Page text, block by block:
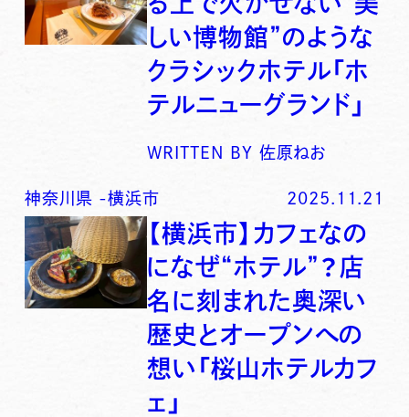
しい博物館”のような
クラシックホテル「ホ
テルニューグランド」
WRITTEN BY 佐原ねお
神奈川県 -横浜市 2025.11.21
【横浜市】カフェなの
になぜ“ホテル”？店
名に刻まれた奥深い
歴史とオープンへの
想い「桜山ホテルカフ
ェ」